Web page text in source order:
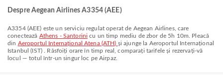
Despre Aegean Airlines A3354 (AEE)
A3354(AEE) este un serviciu regulat operat de Aegean Airlines, care
conectează Athens - Santorini cu un timp mediu de zbor de 5h 10m . Pleacă
din Aeroportul Internațional Atena (ATH) și ajunge la Aeroportul Internațional
Istanbul (IST)
. Răsfoiți orare în timp real, comparați tarifele și rezervați-vă
locul — totul într-un singur loc pe Airpaz.